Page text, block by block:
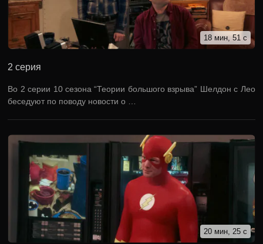
18 мин, 51 с
2 серия
Во 2 серии 10 сезона “Теории большого взрыва” Шелдон с Лео
беседуют по поводу новости о …
20 мин, 25 с